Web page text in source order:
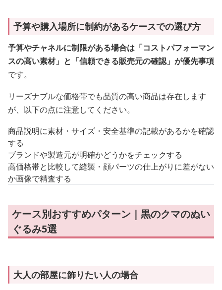
予算や購入場所に制約があるケースでの選び方
予算やチャネルに制限がある場合は「コストパフォーマン
スの高い素材」と「信頼できる販売元の確認」が優先事項
です。
リーズナブルな価格帯でも品質の高い商品は存在します
が、以下の点に注意してください。
商品説明に素材・サイズ・安全基準の記載があるかを確認
する
ブランドや製造元が明確かどうかをチェックする
高価格帯と比較して縫製・顔パーツの仕上がりに差がない
か画像で精査する
ケース別おすすめパターン｜黒のクマのぬい
ぐるみ5選
大人の部屋に飾りたい人の場合